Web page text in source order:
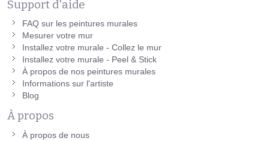
Support d'aide
FAQ sur les peintures murales
Mesurer votre mur
Installez votre murale - Collez le mur
Installez votre murale - Peel & Stick
À propos de nos peintures murales
Informations sur l'artiste
Blog
À propos
À propos de nous